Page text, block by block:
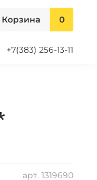
Корзина 0
+7(383) 256-13-11
арт. 1319690